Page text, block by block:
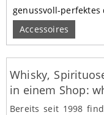
genussvoll-
Accessoires
Whisky,
in einem Shop:
Bereits seit 1998